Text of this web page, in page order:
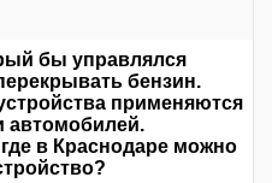
бы управлялся
бензин.
применяются
автомобилей.
в Краснодаре можно